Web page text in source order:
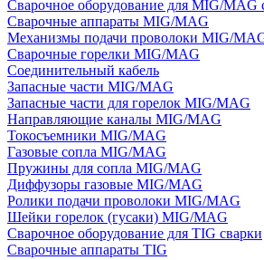
Сварочное оборудование для MIG/MAG
Сварочные аппараты MIG/MAG
Механизмы подачи проволоки MIG/
Сварочные горелки MIG/MAG
Соединительный кабель
Запасные части MIG/MAG
Запасные части для горелок MIG/MAG
Направляющие каналы MIG/MAG
Токосъемники MIG/MAG
Газовые сопла MIG/MAG
Пружины для сопла MIG/MAG
Диффузоры газовые MIG/MAG
Ролики подачи проволоки MIG/MAG
Шейки горелок (гусаки) MIG/MAG
Сварочное оборудование для TIG сварки
Сварочные аппараты TIG